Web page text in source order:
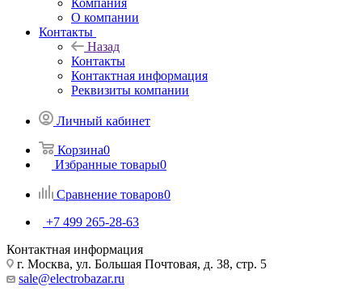
Компания
О компании
Контакты
Назад
Контакты
Контактная информация
Реквизиты компании
Личный кабинет
Корзина0
Избранные товары0
Сравнение товаров0
+7 499 265-28-63
Контактная информация
г. Москва, ул. Большая Почтовая, д. 38, стр. 5
sale@electrobazar.ru